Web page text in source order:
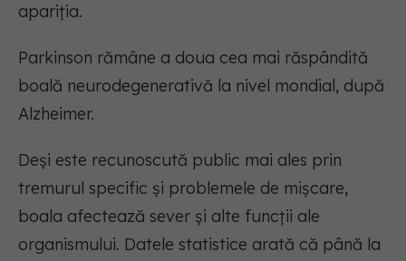
apariția.
Parkinson rămâne a doua cea mai răspândită
boală neurodegenerativă la nivel mondial, după
Alzheimer.
Deși este recunoscută public mai ales prin
tremurul specific și problemele de mișcare,
boala afectează sever și alte funcții ale
organismului. Datele statistice arată că până la